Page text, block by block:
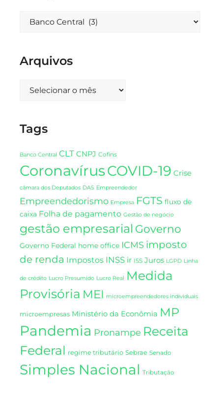
Arquivos
Tags
Banco Central CLT CNPJ Cofins
CoronavírusCOVID-19 Crise
câmara dos Deputados DAS Empreendedor
Empreendedorismo Empresa FGTS fluxo de
caixa Folha de pagamento Gestão de negócio
gestão empresarial Governo
Governo Federal home office ICMS imposto
de renda Impostos INSS ir ISS Juros LGPD Linha
de crédito Lucro Presumido Lucro Real
Medida
Provisória MEI microempreendedores individuais
microempresas Ministério da Econômia MP
Pandemia Pronampe Receita
Federal regime tributário Sebrae Senado
Simples Nacional Tributação